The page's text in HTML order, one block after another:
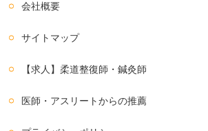
会社概要
サイトマップ
【求人】柔道整復師・鍼灸師
医師・アスリートからの推薦